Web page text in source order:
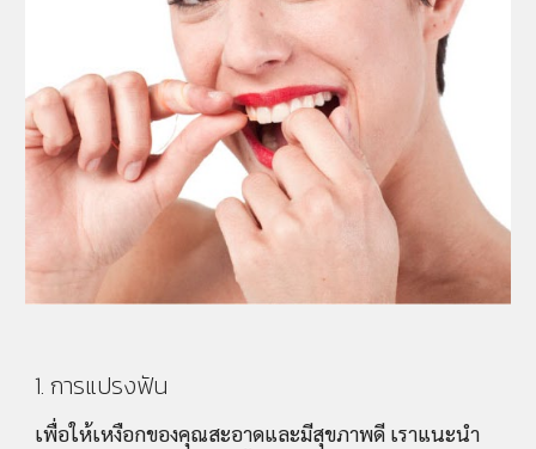
1. การแปรงฟัน
เพื่อให้เหงือกของคุณสะอาดและมีสุขภาพดี เราแนะนำ